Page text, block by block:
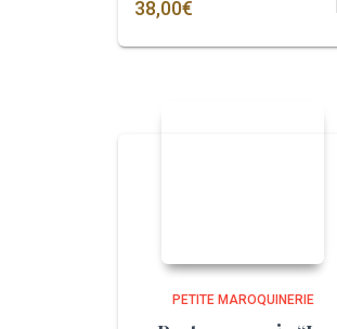
38,00€
PETITE MAROQUINERIE